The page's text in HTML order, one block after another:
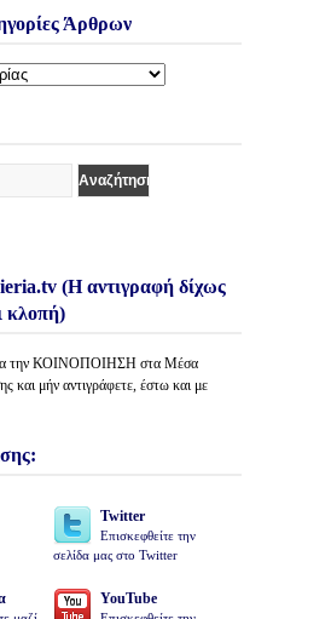
Άρθρων
(Η αντιγραφή δίχως
κλοπή)
την ΚΟΙΝΟΠΟΙΗΣΗ στα Μέσα
και μήν αντιγράφετε, έστω και με
Twitter
Επισκεφθείτε την
σελίδα μας στο Twitter
YouTube